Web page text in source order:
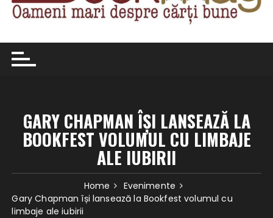
GARY CHAPMAN ÎȘI LANSEAZĂ LA
BOOKFEST VOLUMUL CU LIMBAJE
ALE IUBIRII
Home
Evenimente
Gary Chapman își lansează la Bookfest volumul cu
limbaje ale iubirii